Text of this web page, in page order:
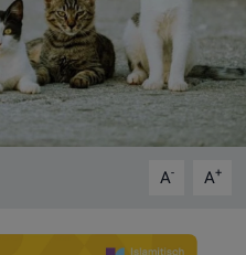
A- A+